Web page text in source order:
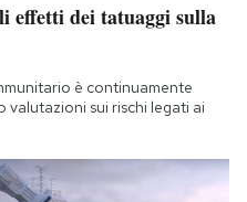
effetti dei tatuaggi sulla
è continuamente
valutazioni sui rischi legati ai